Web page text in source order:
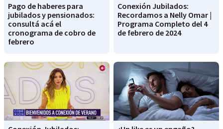
Pago de haberes para
jubilados y pensionados:
consultá acá el
cronograma de cobro de
febrero
Conexión Jubilados:
Recordamos a Nelly Omar |
Programa Completo del 4
de febrero de 2024